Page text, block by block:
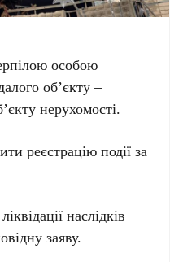
особою
обʼєкту –
нерухомості.
реєстрацію події за
наслідків
заяву.